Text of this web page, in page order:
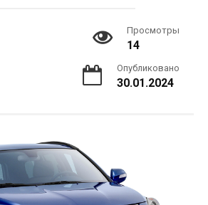
Просмотры
14
Опубликовано
30.01.2024